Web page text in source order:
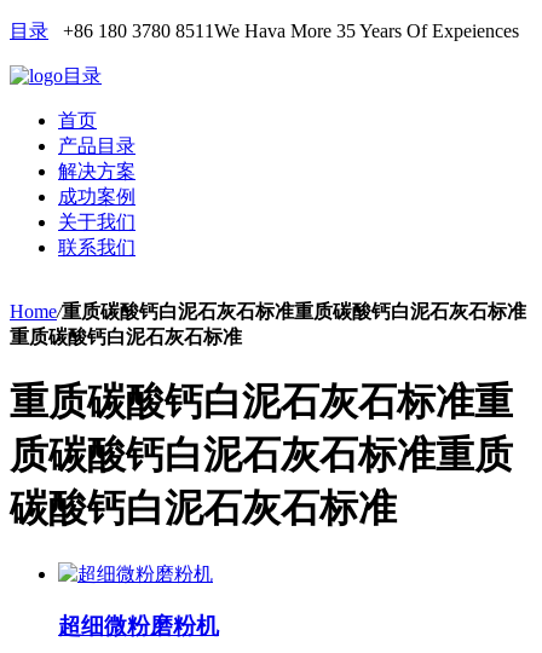
目录 +86 180 3780 8511We Hava More 35 Years Of Expeiences
目录
首页
产品目录
解决方案
成功案例
关于我们
联系我们
Home/重质碳酸钙白泥石灰石标准重质碳酸钙白泥石灰石标准
重质碳酸钙白泥石灰石标准
重质碳酸钙白泥石灰石标准重
质碳酸钙白泥石灰石标准重质
碳酸钙白泥石灰石标准
超细微粉磨粉机